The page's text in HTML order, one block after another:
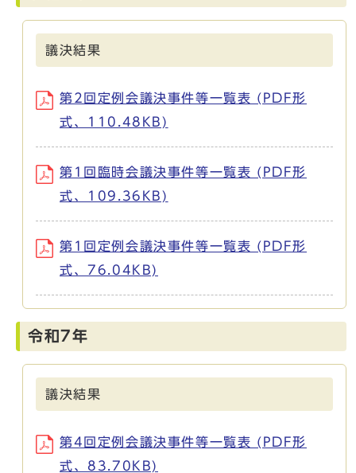
議決結果
第2回定例会議決事件等一覧表 (PDF形
式、110.48KB)
第1回臨時会議決事件等一覧表 (PDF形
式、109.36KB)
第1回定例会議決事件等一覧表 (PDF形
式、76.04KB)
令和7年
議決結果
第4回定例会議決事件等一覧表 (PDF形
式、83.70KB)